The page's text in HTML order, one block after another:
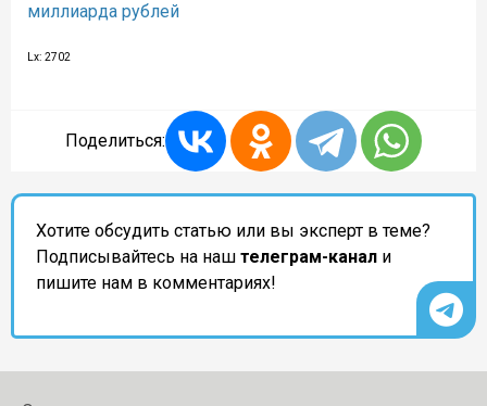
миллиарда рублей
Lx: 2702
Поделиться:
Хотите обсудить статью или вы эксперт в теме?
Подписывайтесь на наш телеграм-канал и
пишите нам в комментариях!